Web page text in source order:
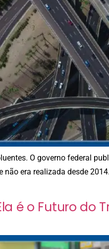
O governo federal
era realizada desde
é o Futuro do